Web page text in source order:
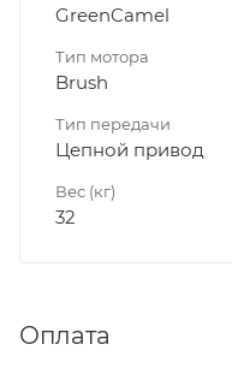
GreenCamel
Тип мотора
Brush
Тип передачи
Цепной привод
Вес (кг)
32
Оплата